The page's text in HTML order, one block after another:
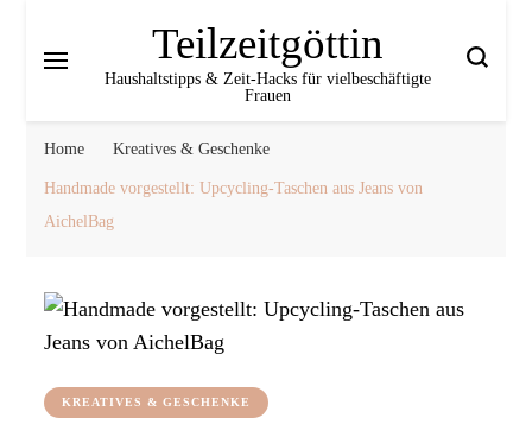
Teilzeitgöttin
Haushaltstipps & Zeit‑Hacks für vielbeschäftigte
Frauen
Home Kreatives & Geschenke
Handmade vorgestellt: Upcycling-Taschen aus Jeans von
AichelBag
KREATIVES & GESCHENKE